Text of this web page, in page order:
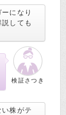
になり
しても
検証さつき
株がテ